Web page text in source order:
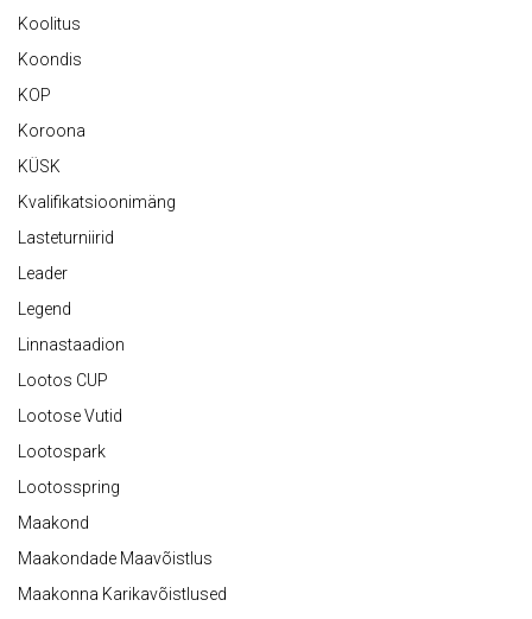
Koolitus
Koondis
KOP
Koroona
KÜSK
Kvalifikatsioonimäng
Lasteturniirid
Leader
Legend
Linnastaadion
Lootos CUP
Lootose Vutid
Lootospark
Lootosspring
Maakond
Maakondade Maavõistlus
Maakonna Karikavõistlused